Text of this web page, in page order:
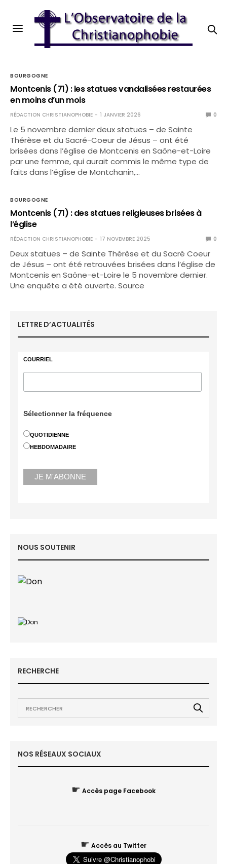
BOURGOGNE
Montcenis (71) : les statues vandalisées restaurées
en moins d’un mois
RÉDACTION CHRISTIANOPHOBIE 1 JANVIER 2026 0
Le 5 novembre dernier deux statues – de Sainte
Thérèse et du Sacré-Coeur de Jésus – ont été
brisées dans l’église de Montcenis en Saône-et-Loire
par une femme, qui aurait commis le même type de
faits dans l’église de Montchanin,…
BOURGOGNE
Montcenis (71) : des statues religieuses brisées à
l’église
RÉDACTION CHRISTIANOPHOBIE 17 NOVEMBRE 2025 0
Deux statues – de Sainte Thérèse et du Sacré Coeur
de Jésus – ont été retrouvées brisées dans l’église de
Montcenis en Saône-et-Loire le 5 novembre dernier.
Une enquête a été ouverte. Source
LETTRE D’ACTUALITÉS
COURRIEL
Sélectionner la fréquence
QUOTIDIENNE
HEBDOMADAIRE
NOUS SOUTENIR
RECHERCHE
NOS RÉSEAUX SOCIAUX
☛ Accès page Facebook
☛ Accès au Twitter